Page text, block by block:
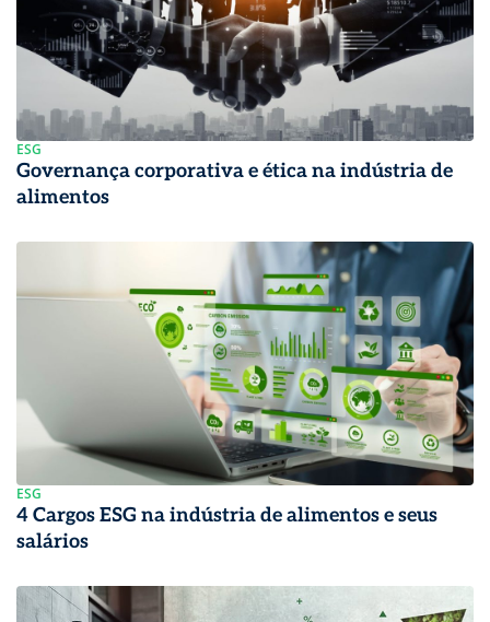
ESG
Governança corporativa e ética na indústria de
alimentos
ESG
4 Cargos ESG na indústria de alimentos e seus
salários